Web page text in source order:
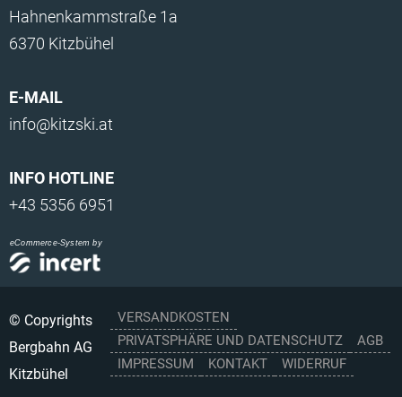
Hahnenkammstraße 1a
6370 Kitzbühel
E-MAIL
info@kitzski.at
INFO HOTLINE
+43 5356 6951
eCommerce-System by
VERSANDKOSTEN
PRIVATSPHÄRE UND DATENSCHUTZ
AGB
IMPRESSUM
KONTAKT WIDERRUF
© Copyrights
Bergbahn AG
Kitzbühel